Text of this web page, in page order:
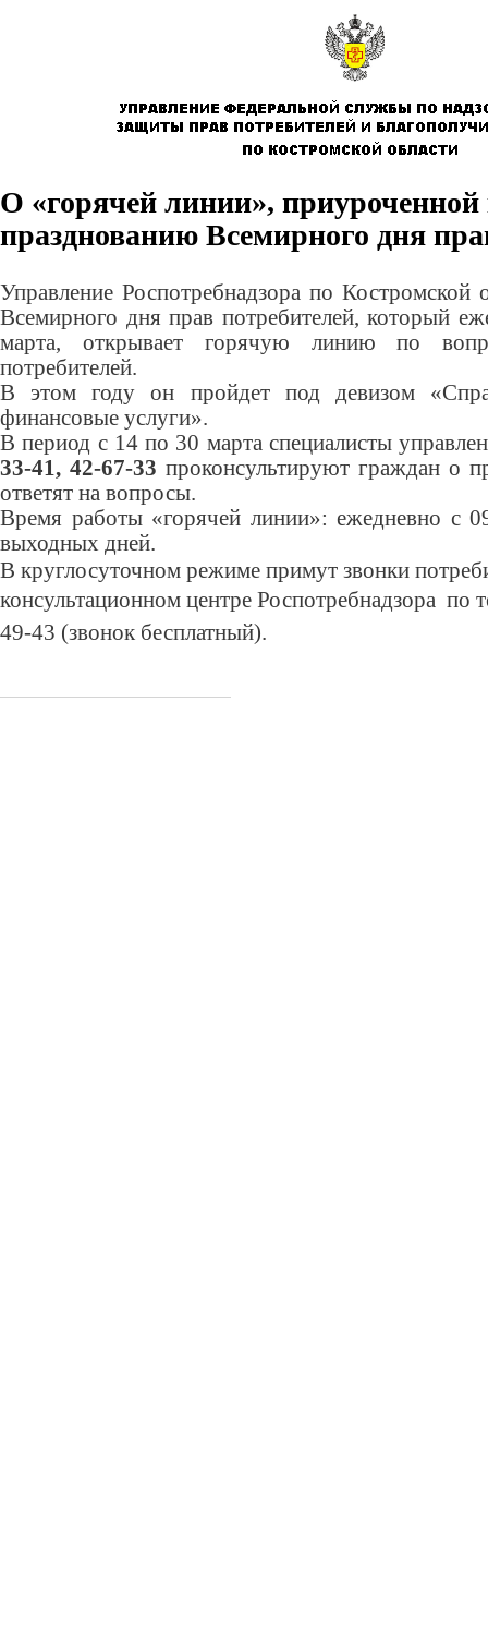
О «горячей линии», приуроченной
празднованию Всемирного дня
Управление Роспотребнадзора по Костромской
Всемирного дня прав потребителей, который
марта, открывает горячую линию по
потребителей.
В этом году он пройдет под девизом
финансовые услуги».
В период с 14 по 30 марта специалисты
33-41, 42-67-33 проконсультируют граждан о
ответят на вопросы.
Время работы «горячей линии»: ежедневно с
выходных дней.
В круглосуточном режиме примут звонки
консультационном центре Роспотребнадзора по
49-43 (звонок бесплатный).